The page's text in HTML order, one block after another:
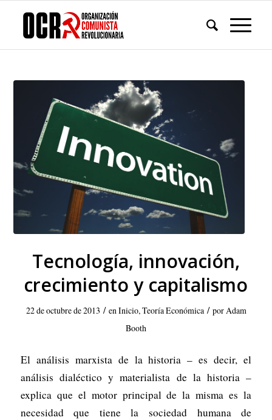
Tecnología, innovación,
crecimiento y capitalismo
22 de octubre de 2013 / enInicio,Teoría Económica / porAdam
Booth
El análisis marxista de la historia – es decir, el
análisis dialéctico y materialista de la historia –
explica que el motor principal de la misma es la
necesidad que tiene la sociedad humana de